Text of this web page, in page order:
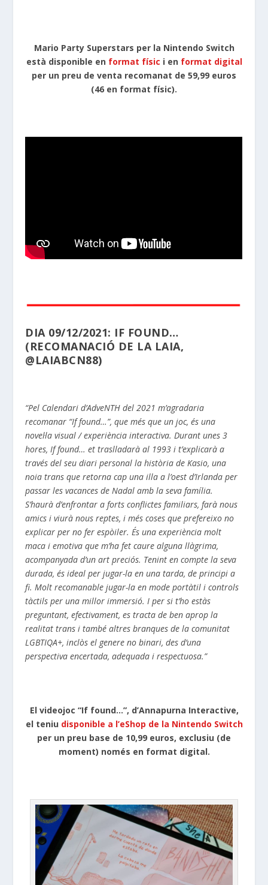
Mario Party Superstars per la Nintendo Switch
està disponible en format físic i en format digital
per un preu de venta recomanat de 59,99 euros
(46 en format físic).
DIA 09/12/2021: IF FOUND…
(RECOMANACIÓ DE LA LAIA,
@LAIABCN88)
“Pel Calendari d’AdveNTH del 2021 m’agradaria
recomanar “If found…”, que més que un joc, és una
novel·la visual / experiència interactiva. Durant unes 3
hores, If found… et traslladarà al 1993 i t’explicarà a
través del seu diari personal la història de Kasio, una
noia trans que retorna cap una illa a l’oest d’Irlanda per
passar les vacances de Nadal amb la seva família.
S’haurà d’enfrontar a forts conflictes familiars, farà nous
amics i viurà nous reptes, i més coses que prefereixo no
explicar per no fer espòiler. És una experiència molt
maca i emotiva que m’ha fet caure alguna llàgrima,
acompanyada d’un art preciós. Tenint en compte la seva
durada, és ideal per jugar-la en una tarda, de principi a
fi. Molt recomanable jugar-la en mode portàtil i controls
tàctils per una millor immersió. I per si t’ho estàs
preguntant, efectivament, es tracta de ben aprop la
realitat trans i també altres branques de la comunitat
LGBTIQA+, inclòs el genere no binari, des d’una
perspectiva encertada, adequada i respectuosa.”
El videojoc “If found…”, d’Annapurna Interactive,
el teniu disponible a l’eShop de la Nintendo Switch
per un preu base de 10,99 euros, exclusiu (de
moment) només en format digital.